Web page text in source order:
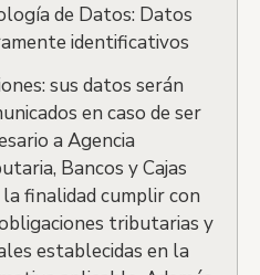
de Datos: Datos
identificativos
sus datos serán
en caso de ser
a Agencia
Bancos y Cajas
finalidad cumplir con
tributarias y
establecidas en la